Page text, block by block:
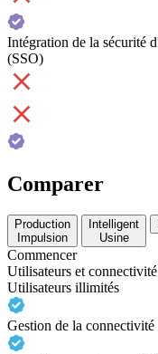
Intégration de la sécurité
(SSO)
Comparer
Production
Impulsion
Intelligent
Usine
Commencer
Utilisateurs et connectivité
Utilisateurs illimités
Gestion de la